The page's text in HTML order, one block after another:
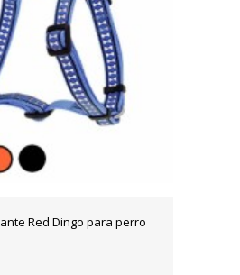
Red Dingo para perro